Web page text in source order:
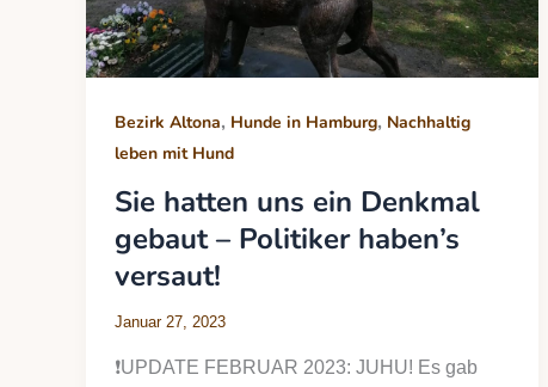
Bezirk Altona, Hunde in Hamburg, Nachhaltig
leben mit Hund
Sie hatten uns ein Denkmal
gebaut – Politiker haben’s
versaut!
Januar 27, 2023
❗️UPDATE FEBRUAR 2023: JUHU! Es gab